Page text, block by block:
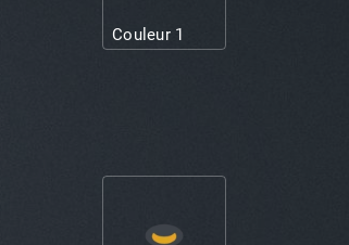
Couleur 1